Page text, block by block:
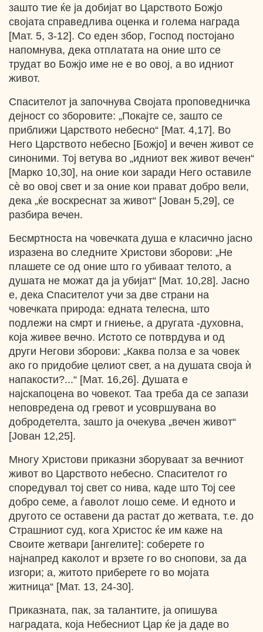
зашто тие ќе ја добијат во Царството Божјо
својата справедлива оценка и голема награда
[Мат. 5, 3-12]. Со еден збор, Господ постојано
напомнува, дека отплатата на оние што се
трудат во Божјо име не е во овој, а во идниот
живот.
Спасителот ја започнува Својата проповедничка
дејност со зборовите: „Покајте се, зашто се
приближи Царството небесно“ [Мат. 4,17]. Во
Него Царството небесно [Божјо] и вечен живот се
синоними. Тој ветува во „идниот век живот вечен“
[Марко 10,30], на оние кои заради Него оставиле
сѐ во овој свет и за оние кои прават добро вели,
дека „ќе воскреснат за живот“ [Јован 5,29], се
разбира вечен.
Бесмртноста на човечката душа е класично јасно
изразена во следните Христови зборови: „Не
плашете се од оние што го убиваат телото, а
душата не можат да ја убијат“ [Мат. 10,28]. Јасно
е, дека Спасителот учи за две страни на
човечката природа: едната телесна, што
подлежи на смрт и гниење, a другата -духовна,
која живее вечно. Истото се потврдува и од
други Негови зборови: „Каква полза е за човек
ако го придобие целиот свет, a на душата своја ѝ
напакости?...“ [Мат. 16,26]. Душата е
најскапоцена во човекот. Таа треба да се запази
неповредена од гревот и усовршувана во
добродетелта, зашто ја очекува „вечен живот“
[Јован 12,25].
Многу Христови приказни зборуваат за вечниот
живот во Царството небесно. Спасителот го
споредувал тој свет со нива, каде што Тој сее
добро семе, а ѓаволот лошо семе. И едното и
другото се оставени да растат до жетвата, т.е. до
Страшниот суд, кога Христос ќе им каже на
Своите жетвари [ангелите]: соберете го
најнапред каколот и врзете го во снопови, за да
изгори; а, житото приберете го во мојата
житница“ [Мат. 13, 24-30].
Приказната, пак, за талантите, ја опишува
наградата, која Небесниот Цар ќе ја даде во